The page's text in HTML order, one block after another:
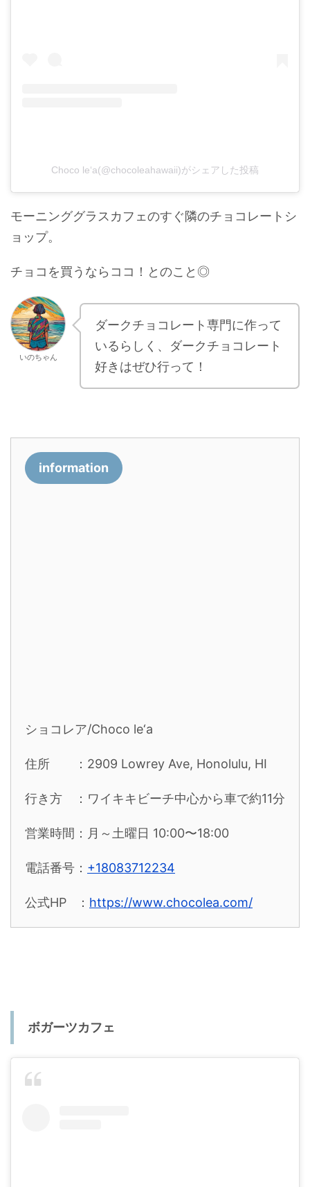
Choco le‘a(@chocoleahawaii)がシェアした投稿
モーニンググラスカフェのすぐ隣のチョコレートシ
ョップ。
チョコを買うならココ！とのこと◎
いのちゃん
ダークチョコレート専門に作って
いるらしく、ダークチョコレート
好きはぜひ行って！
information
ショコレア/Choco le‘a
住所 ：2909 Lowrey Ave, Honolulu, HI
行き方 ：ワイキキビーチ中心から車で約11分
営業時間：月～土曜日 10:00〜18:00
電話番号： +18083712234
公式HP ： https://www.chocolea.com/
ボガーツカフェ